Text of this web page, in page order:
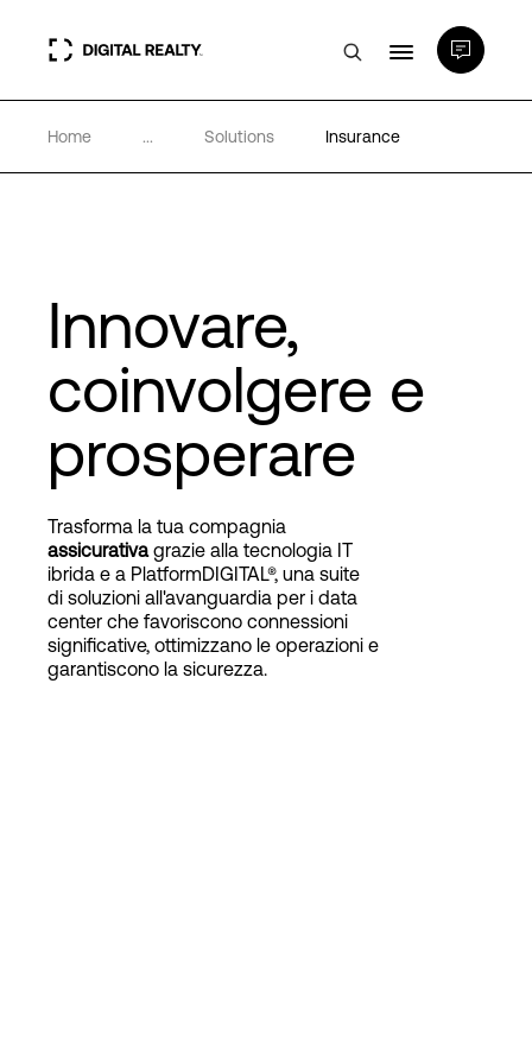
Data center
Competenze e Risorse
Chi Siamo
Language
Accesso
Home ... Solutions Insurance
Innovare,
coinvolgere e
prosperare
Trasforma la tua compagnia
assicurativagrazie alla tecnologia IT
ibrida e a PlatformDIGITAL®, una suite
di soluzioni all'avanguardia per i data
center che favoriscono connessioni
significative, ottimizzano le operazioni e
garantiscono la sicurezza.